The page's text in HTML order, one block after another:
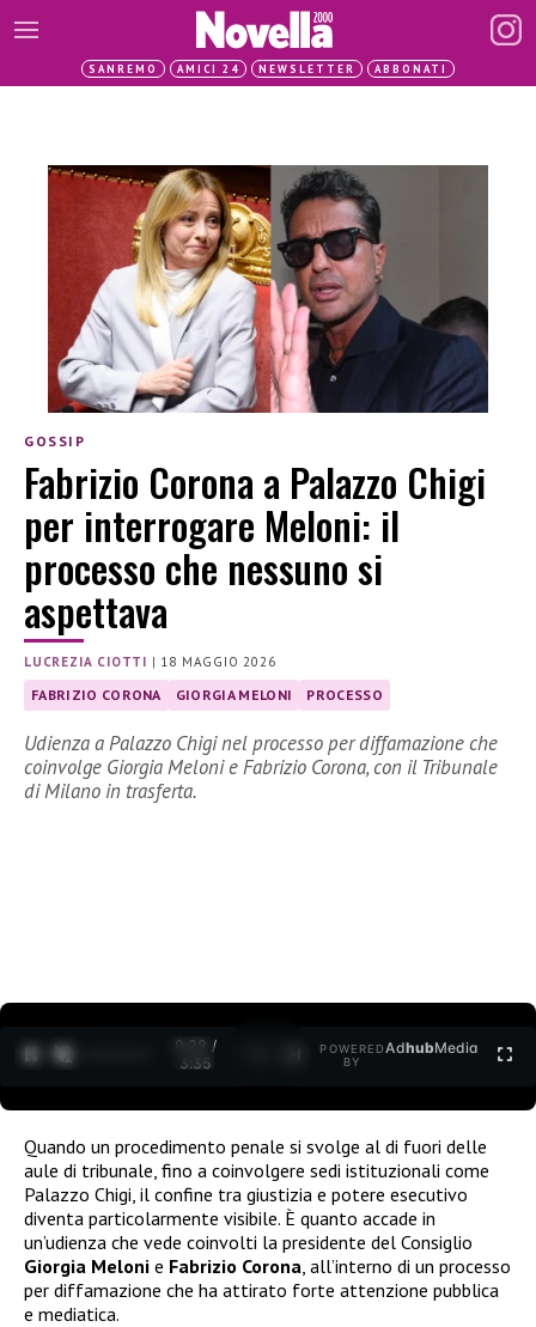
SANREMO AMICI 24 NEWSLETTER ABBONATI
GOSSIP
Fabrizio Corona a Palazzo Chigi
per interrogare Meloni: il
processo che nessuno si
aspettava
LUCREZIA CIOTTI | 18 MAGGIO 2026
FABRIZIO CORONA GIORGIA MELONI PROCESSO
Udienza a Palazzo Chigi nel processo per diffamazione che
coinvolge Giorgia Meloni e Fabrizio Corona, con il Tribunale
di Milano in trasferta.
0:30 /
3:35
POWERED
BY
AdhubMedia
Quando un procedimento penale si svolge al di fuori delle
aule di tribunale, fino a coinvolgere sedi istituzionali come
Palazzo Chigi, il confine tra giustizia e potere esecutivo
diventa particolarmente visibile. È quanto accade in
un’udienza che vede coinvolti la presidente del Consiglio
Giorgia Meloni e Fabrizio Corona , all’interno di un processo
per diffamazione che ha attirato forte attenzione pubblica
e mediatica.